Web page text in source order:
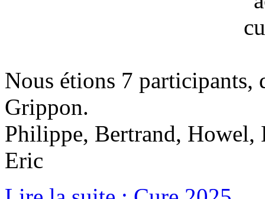
Nous étions 7 participants,
Grippon.
Philippe, Bertrand,
Eric